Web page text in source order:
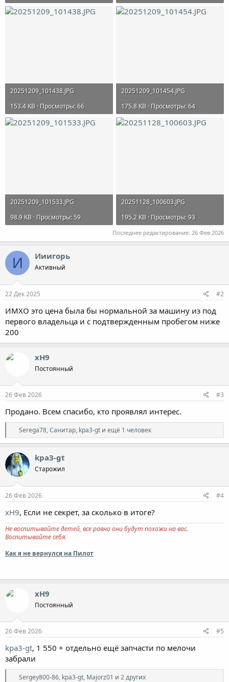
20251209_101438.JPG
153.4 KB · Просмотры: 66
20251209_101454.JPG
175.8 KB · Просмотры: 64
20251209_101533.JPG
98.9 KB · Просмотры: 59
20251128_100603.JPG
195.2 KB · Просмотры: 93
Последнее редактирование: 26 Фев 2026
И Ииигорь
Активный
22 Дек 2025 #2
ИМХО это цена была бы нормальной за машину из под
первого владельца и с подтвержденным пробегом ниже
200
xH9
Постоянный
26 Фев 2026 #3
Продано. Всем спасибо, кто проявлял интерес.
Р
е
а
к
ц
и
и
:
Serega78,Санитар, kpa3-gt и ещё 1 человек
kpa3-gt
Старожил
26 Фев 2026 #4
xH9, Если не секрет, за сколько в итоге?
Не воспитывайте детей, все равно они будут похожи на вас.
Воспитывайте себя.
Как я не вернулся на Пилот
xH9
Постоянный
26 Фев 2026 #5
kpa3-gt, 1 550 + отдельно ещё запчасти по мелочи
забрали
Р
Sergey800-86, kpa3-gt, Majorz01 и 2 других